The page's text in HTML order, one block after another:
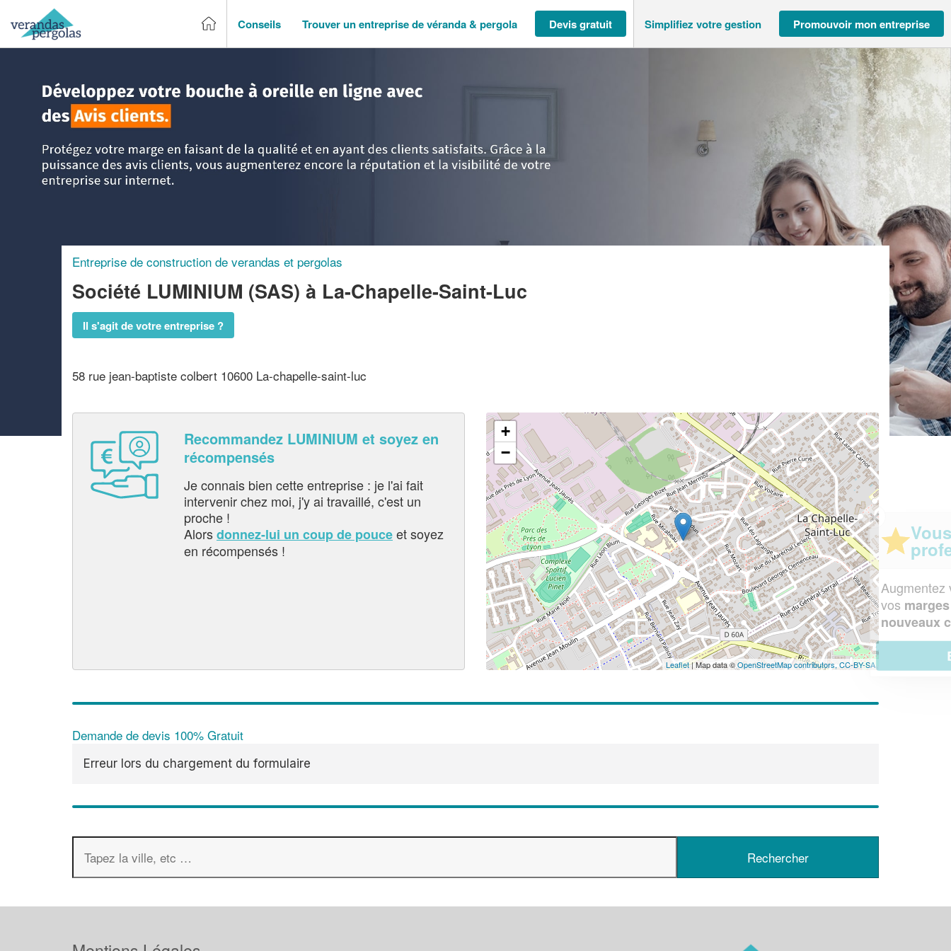
Conseils Trouver un entreprise de véranda & pergola Devis gratuit Simplifiez votre gestion Promouvoir mon entreprise
Entreprise de construction de verandas et pergolas
Société LUMINIUM (SAS) à La-Chapelle-Saint-Luc
Il s'agit de votre entreprise ?
58 rue jean-baptiste colbert 10600 La-chapelle-saint-luc
Recommandez LUMINIUM et soyez en
récompensés
Je connais bien cette entreprise : je l'ai fait
intervenir chez moi, j'y ai travaillé, c'est un
proche !
Alorsdonnez-lui un coup de pouceet soyez
en récompensés !
+
−
Leaflet| Map data ©OpenStreetMap contributors, CC-BY-SA
Demande de devis 100% Gratuit
Erreur lors du chargement du formulaire
✕
Vous êtes un
professionnel ?
Augmentez votrechiffre d'affaireset
vosmargestout en gagnant de
nouveaux clients!
En savoir plus